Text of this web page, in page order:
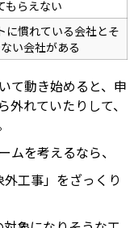
もらえない
に慣れている会社とそ
い会社がある
て動き始めると、申
れていたりして、
ムを考えるなら、
工事」をざっくり